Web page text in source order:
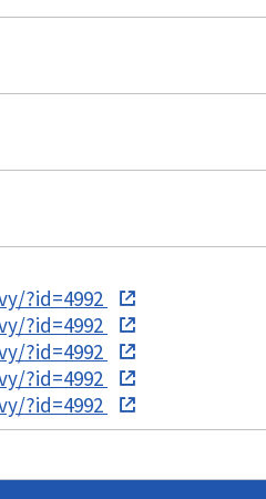
?id=4992
?id=4992
?id=4992
?id=4992
?id=4992